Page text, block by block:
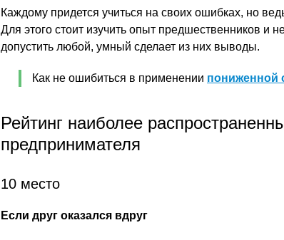
Каждому придется учиться на своих ошибках, но
Для этого стоит изучить опыт предшественников и
допустить любой, умный сделает из них выводы.
Как не ошибиться в применении пониженной
Рейтинг наиболее
предпринимателя
10 место
Если друг оказался вдруг